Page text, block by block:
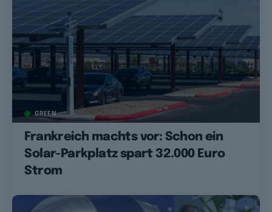
GREEN
Frankreich machts vor: Schon ein
Solar-Parkplatz spart 32.000 Euro
Strom